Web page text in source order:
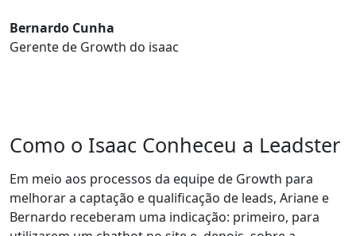
Bernardo Cunha
Gerente de Growth do isaac
Como o Isaac Conheceu a Leadster
Em meio aos processos da equipe de Growth para
melhorar a captação e qualificação de leads, Ariane e
Bernardo receberam uma indicação: primeiro, para